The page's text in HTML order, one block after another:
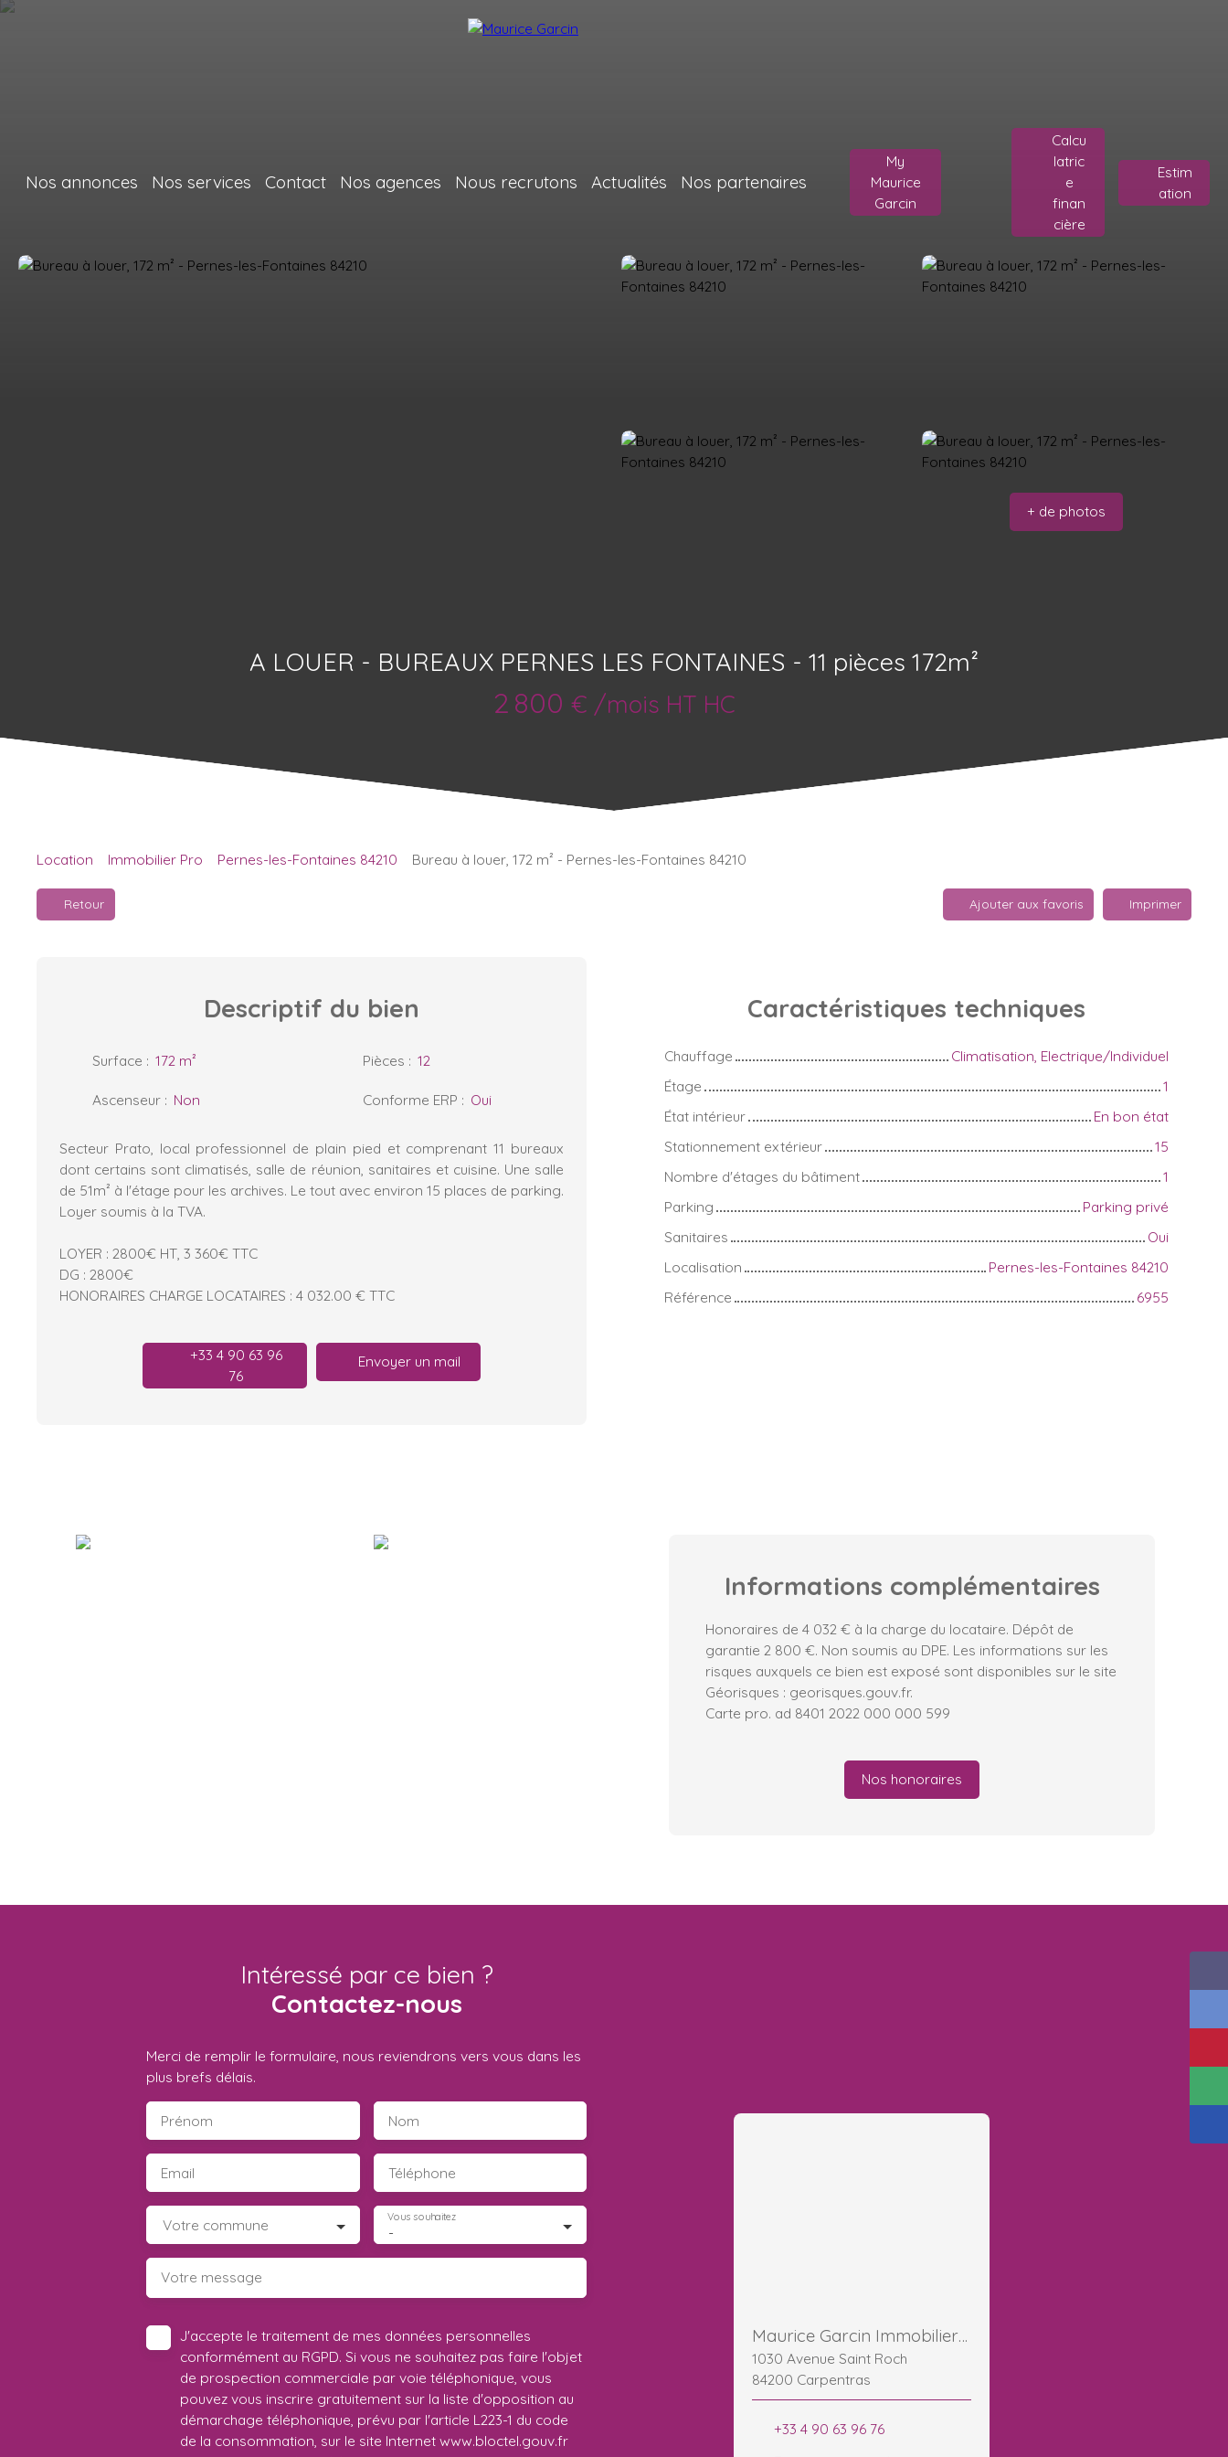
Nos annonces Nos services Contact Nos agences Nous recrutons Actualités Nos partenaires
My
Maurice
Garcin
Calcu
latric
e
finan
cière
Estim
ation
+ de photos
A LOUER - BUREAUX PERNES LES FONTAINES - 11 pièces 172m²
2 800 € /mois HT HC
Location Immobilier Pro Pernes-les-Fontaines 84210 Bureau à louer, 172 m² - Pernes-les-Fontaines 84210
Retour Ajouter aux favoris Imprimer
Descriptif du bien
Surface : 172 m² Pièces : 12
Ascenseur : Non Conforme ERP : Oui
Secteur Prato, local professionnel de plain pied et comprenant 11 bureaux
dont certains sont climatisés, salle de réunion, sanitaires et cuisine. Une salle
de 51m² à l'étage pour les archives. Le tout avec environ 15 places de parking.
Loyer soumis à la TVA.
LOYER : 2800€ HT, 3 360€ TTC
DG : 2800€
HONORAIRES CHARGE LOCATAIRES : 4 032.00 € TTC
+33 4 90 63 96
76
Envoyer un mail
Caractéristiques techniques
Chauffage
Climatisation, Electrique/Individuel
Étage
1
État intérieur
En bon état
Stationnement extérieur
15
Nombre d'étages du bâtiment
1
Parking
Parking privé
Sanitaires
Oui
Localisation
Pernes-les-Fontaines 84210
Référence
6955
Informations complémentaires
Honoraires de 4 032 € à la charge du locataire. Dépôt de
garantie 2 800 €. Non soumis au DPE. Les informations sur les
risques auxquels ce bien est exposé sont disponibles sur le site
Géorisques : georisques.gouv.fr.
Carte pro. ad 8401 2022 000 000 599
Nos honoraires
Intéressé par ce bien ?
Contactez-nous
Merci de remplir le formulaire, nous reviendrons vers vous dans les
plus brefs délais.
Prénom Nom
Email Téléphone
Votre commune -
Vous souhaitez
Votre message
J'accepte le traitement de mes données personnelles
conformément au RGPD. Si vous ne souhaitez pas faire l'objet
de prospection commerciale par voie téléphonique, vous
pouvez vous inscrire gratuitement sur la liste d'opposition au
démarchage téléphonique, prévu par l'article L223-1 du code
de la consommation, sur le site Internet www.bloctel.gouv.fr
Maurice Garcin Immobilier Carpentras GESTION LOCATION SYNDIC
1030 Avenue Saint Roch
84200 Carpentras
+33 4 90 63 96 76